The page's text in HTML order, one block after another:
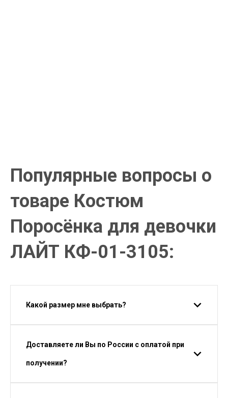
Популярные вопросы о
товаре Костюм
Поросёнка для девочки
ЛАЙТ КФ-01-3105:
Какой размер мне выбрать?
Доставляете ли Вы по России с оплатой при
получении?